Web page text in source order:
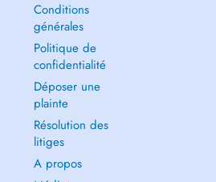
Conditions
générales
Politique de
confidentialité
Déposer une
plainte
Résolution des
litiges
A propos